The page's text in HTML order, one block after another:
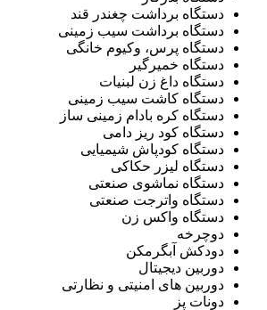
دستگاه برداشت چغندر قند
دستگاه برداشت سیب زمینی
دستگاه پرس، وکیوم خانگی
دستگاه خمیرگیر
دستگاه داغ زن لبنیات
دستگاه کاشت سیب زمینی
دستگاه کره بادام زمینی ساز
دستگاه کود ریز دامی
دستگاه کودپاش شیمیایی
دستگاه لیزر حکاکی
دستگاه نماشوی صنعتی
دستگاه واترجت صنعتی
دستگاه واکس زن
دوچرخه
دودکش آبگرمکن
دوربین دیجیتال
دوربین های امنیتی و نظارتی
دونات پز